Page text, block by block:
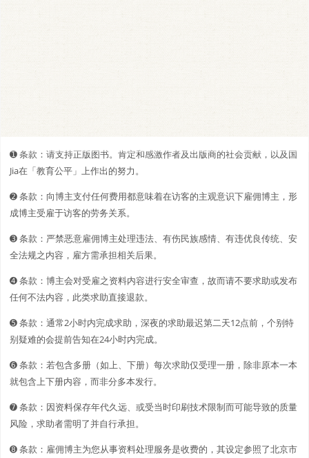
➊️ 条款：请支持正版图书。肯定和感激作者及出版商的社会贡献，以及国
Jia在「教育公平」上作出的努力。
➋️️ 条款：向博主支付任何费用都意味着在访客的主观意识下雇佣博主，形
成博主受雇于访客的劳务关系。
➌ 条款：严禁恶意雇佣博主处理违法、有伤民族感情、有违优良传统、安
全法规之内容，雇方需承担相关后果。
➍ 条款：博主会对受雇之资料内容进行安全审查，故而请不要求助或发布
任何不法内容，此类求助直接退款。
➎ 条款：通常2小时内完成求助，深夜的求助最迟第二天12点前，个别特
别疑难的会提前告知在24小时内完成。
➏ 条款：若包含多册（如上、下册）每次求助仅受理一册，除非原本一本
就包含上下册内容，而非分多本发行。
➐ 条款：因资料保存年代久远、或受当时印刷技术限制而可能导致的质量
风险，求助者需明了并自行承担。
➑ 条款：雇佣博主为您从事资料处理服务是收费的，其设定参照了北京市